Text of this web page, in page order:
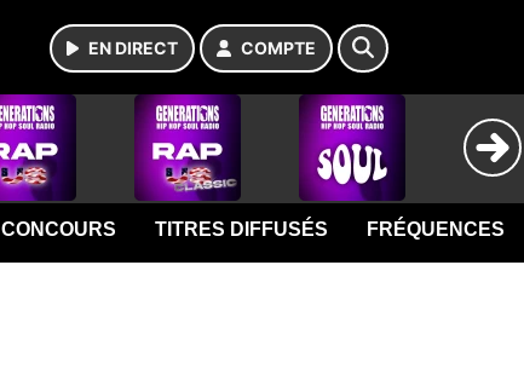
EN DIRECT COMPTE
CONCOURS TITRES DIFFUSÉS FRÉQUENCES